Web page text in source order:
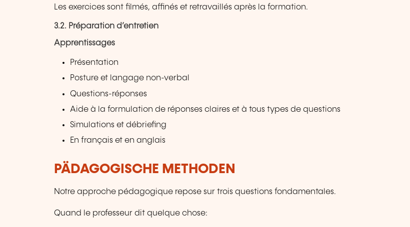
Les exercices sont filmés, affinés et retravaillés après la formation.
3.2. Préparation d’entretien
Apprentissages
Présentation
Posture et langage non-verbal
Questions-réponses
Aide à la formulation de réponses claires et à tous types de questions
Simulations et débriefing
En français et en anglais
PÄDAGOGISCHE METHODEN
Notre approche pédagogique repose sur trois questions fondamentales.
Quand le professeur dit quelque chose: